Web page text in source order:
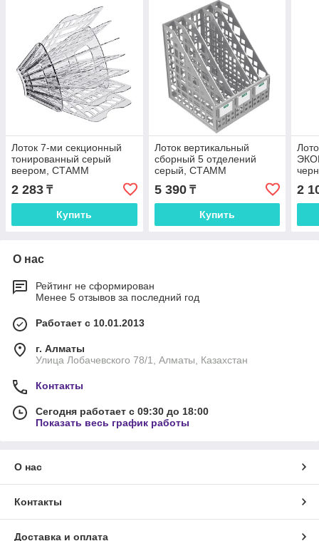
Лоток 7-ми секционный
тонированный серый
веером, СТАММ
2 283 ₸
Купить
Лоток вертикальный
сборный 5 отделений
серый, СТАММ
5 390₸
Купить
2
О нас
Рейтинг не сформирован
Менее 5 отзывов за последний год
Работает с 10.01.2013
г. Алматы
Улица Лобачевского 78/1, Алматы, Казахстан
Контакты
Сегодня работает с 09:30 до 18:00
Показать весь график работы
О нас
Контакты
Доставка и оплата